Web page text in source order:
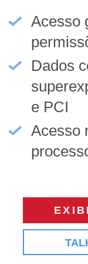
Acesso
Dados
e PCI
Acesso